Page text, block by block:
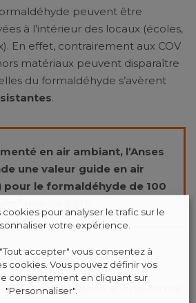
peuvent être
à l’intérieur des locaux (écoles,
En effet, contrairement aux COV
matériaux peuvent disparaître
du formaldéhyde s’avèrent
.
en air ambiant, l’Anses
une valeur guide en air
pour le formaldéhyde de 100
, cancérogène probable.
effet cancérigène à long terme
cookies pour analyser le trafic sur le
votre expérience.
accepter" vous consentez à
cookies. Vous pouvez définir vos
consentement en cliquant sur
"Personnaliser".